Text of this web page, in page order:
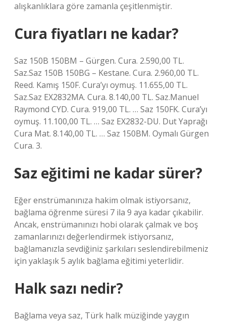
alışkanlıklara göre zamanla çeşitlenmiştir.
Cura fiyatları ne kadar?
Saz 150B 150BM – Gürgen. Cura. 2.590,00 TL.
Saz.Saz 150B 150BG – Kestane. Cura. 2.960,00 TL.
Reed. Kamış 150F. Cura’yı oymuş. 11.655,00 TL.
Saz.Saz EX2832MA. Cura. 8.140,00 TL. Saz.Manuel
Raymond CYD. Cura. 919,00 TL. … Saz 150FK. Cura’yı
oymuş. 11.100,00 TL. … Saz EX2832-DU. Dut Yaprağı
Cura Mat. 8.140,00 TL. … Saz 150BM. Oymalı Gürgen
Cura. 3.
Saz eğitimi ne kadar sürer?
Eğer enstrümanınıza hakim olmak istiyorsanız,
bağlama öğrenme süresi 7 ila 9 aya kadar çıkabilir.
Ancak, enstrümanınızı hobi olarak çalmak ve boş
zamanlarınızı değerlendirmek istiyorsanız,
bağlamanızla sevdiğiniz şarkıları seslendirebilmeniz
için yaklaşık 5 aylık bağlama eğitimi yeterlidir.
Halk sazı nedir?
Bağlama veya saz, Türk halk müziğinde yaygın